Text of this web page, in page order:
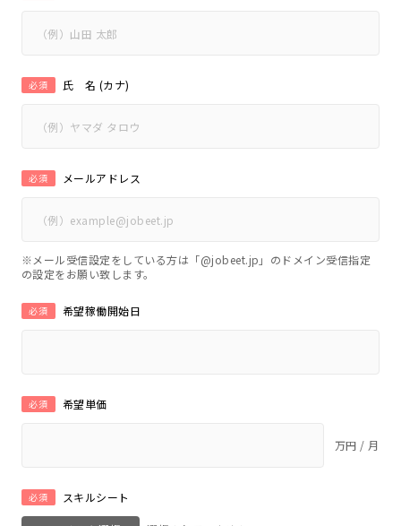
氏 名 (カナ)
必須
メールアドレス
必須
※メール受信設定をしている方は「@jobeet.jp」のドメイン受信指定
の設定をお願い致します。
希望稼働開始日
必須
希望単価
必須
万円 / 月
スキルシート
必須